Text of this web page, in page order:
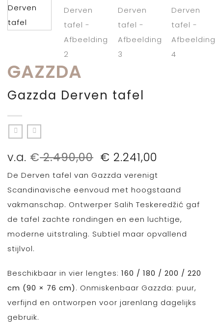
Gazzda Derven tafel
v.a. €2.490,00 Oorspronkelijke
was:
€ 2.490,00.
€ 2.241,00
is:
€ 2.241,00.
GAZZDA
De Derven tafel van Gazzda verenigt
Scandinavische eenvoud met hoogstaand
vakmanschap. Ontwerper Salih Teskeredžić gaf
de tafel zachte rondingen en een luchtige,
moderne uitstraling. Subtiel maar opvallend
stijlvol.
Beschikbaar in vier lengtes: 160 / 180 / 200 / 220
cm (90 × 76 cm). Onmiskenbaar Gazzda: puur,
verfijnd en ontworpen voor jarenlang dagelijks
gebruik.